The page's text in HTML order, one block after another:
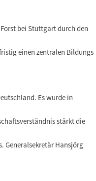
bei Stuttgart durch den
einen zentralen Bildungs-
Es wurde in
stärkt die
Generalsekretär Hansjörg